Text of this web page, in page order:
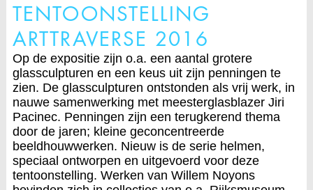
TENTOONSTELLING
ARTTRAVERSE 2016
Op de expositie zijn o.a. een aantal grotere
glassculpturen en een keus uit zijn penningen te
zien. De glassculpturen ontstonden als vrij werk, in
nauwe samenwerking met meesterglasblazer Jiri
Pacinec. Penningen zijn een terugkerend thema
door de jaren; kleine geconcentreerde
beeldhouwwerken. Nieuw is de serie helmen,
speciaal ontworpen en uitgevoerd voor deze
tentoonstelling. Werken van Willem Noyons